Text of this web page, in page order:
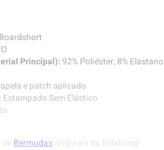
Boardshort
Principal):92% Poliéster, 8% Elastano
e patch aplicado
Estampado Sem Elástico
Bermudasoriginais da Billabong!